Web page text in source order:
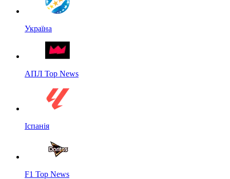
Україна
АПЛ Top News
Іспанія
F1 Top News